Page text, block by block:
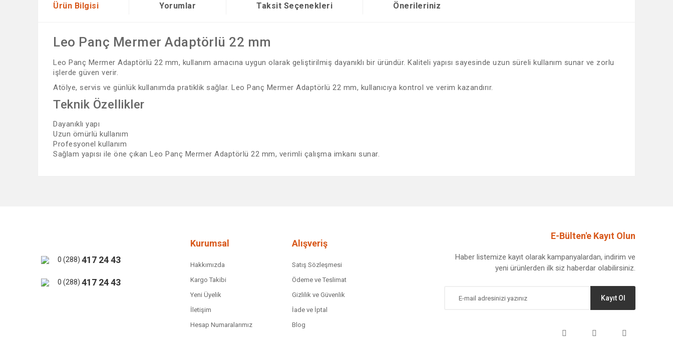
Ürün Bilgisi Yorumlar Taksit Seçenekleri Önerileriniz
Leo Panç Mermer Adaptörlü 22 mm
Leo Panç Mermer Adaptörlü 22 mm, kullanım amacına uygun olarak geliştirilmiş dayanıklı bir üründür. Kaliteli yapısı sayesinde uzun süreli kullanım sunar ve zorlu
işlerde güven verir.
Atölye, servis ve günlük kullanımda pratiklik sağlar. Leo Panç Mermer Adaptörlü 22 mm, kullanıcıya kontrol ve verim kazandırır.
Teknik Özellikler
Dayanıklı yapı
Uzun ömürlü kullanım
Profesyonel kullanım
Sağlam yapısı ile öne çıkan Leo Panç Mermer Adaptörlü 22 mm, verimli çalışma imkanı sunar.
Bu ürüne benzer farklı alternatifler olmalı.
0 (288) 417 24 43
0 (288) 417 24 43
Kurumsal
Hakkımızda
Kargo Takibi
Yeni Üyelik
İletişim
Hesap Numaralarımız
Alışveriş
Satış Sözleşmesi
Ödeme ve Teslimat
Gizlilik ve Güvenlik
İade ve İptal
Blog
E-Bülten'e Kayıt Olun
Haber listemize kayıt olarak kampanyalardan, indirim ve
yeni ürünlerden ilk siz haberdar olabilirsiniz.
Kayıt Ol